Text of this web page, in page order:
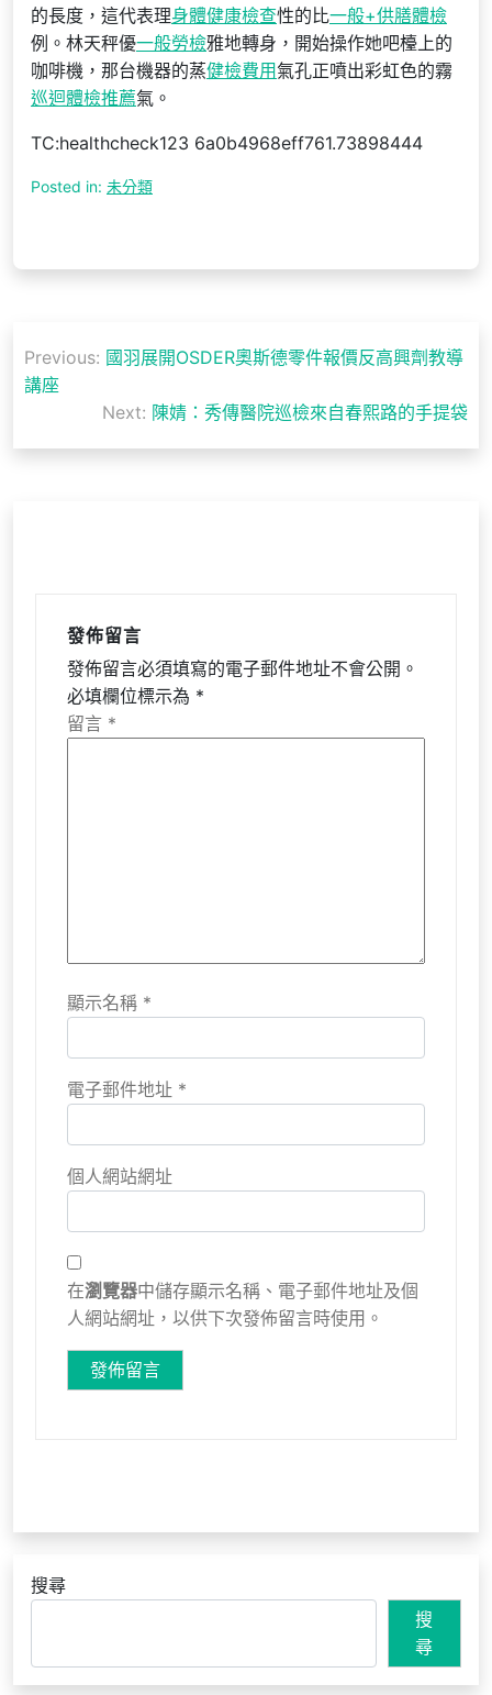
的長度，這代表理身體健康檢查性的比一般+供膳體檢
例。林天秤優一般勞檢雅地轉身，開始操作她吧檯上的
咖啡機，那台機器的蒸健檢費用氣孔正噴出彩虹色的霧
巡迴體檢推薦氣。
TC:healthcheck123 6a0b4968eff761.73898444
Posted in: 未分類
章
覽
Previous: 國羽展開OSDER奧斯德零件報價反高興劑教導
講座
Next: 陳婧：秀傳醫院巡檢來自春熙路的手提袋
發佈留言
發佈留言必須填寫的電子郵件地址不會公開。
必填欄位標示為 *
留言 *
顯示名稱 *
電子郵件地址 *
個人網站網址
在瀏覽器中儲存顯示名稱、電子郵件地址及個
人網站網址，以供下次發佈留言時使用。
搜尋
搜
尋